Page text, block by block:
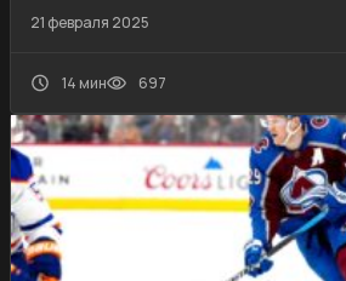
21 февраля 2025
14 мин 697